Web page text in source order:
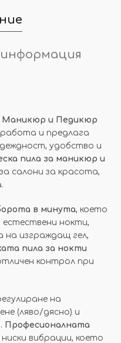
Маникюр и Педикюр
работа и предлага
удобство и
пила за маникюр и
салони за красота,
в минута, което
естествени нокти,
на изграждащ гел,
пила за нокти
контрол при
на
(ляво/дясно) и
Професионалната
вибрации, което